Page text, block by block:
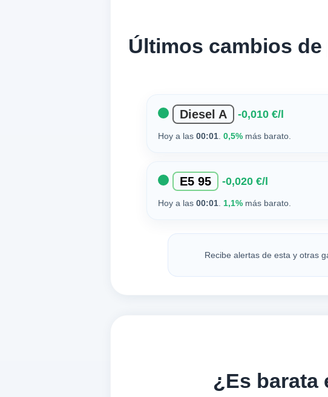
Últimos cambios de
Diesel A -0,010 €/l
Hoy a las 00:01 0,5% más barato.
E5 95 -0,020 €/l
Hoy a las 00:01 1,1% más barato.
Recibe alertas de esta y otras
¿Es barata